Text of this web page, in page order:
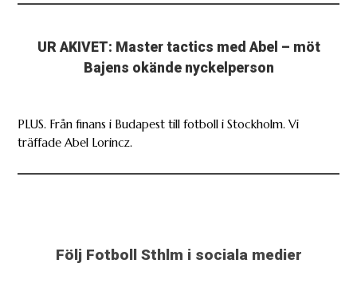
UR AKIVET: Master tactics med Abel – möt
Bajens okände nyckelperson
PLUS. Från finans i Budapest till fotboll i Stockholm. Vi
träffade Abel Lorincz.
Följ Fotboll Sthlm i sociala medier